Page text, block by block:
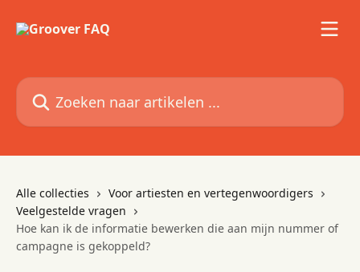
Zoeken naar artikelen ...
Alle collecties
Voor artiesten en vertegenwoordigers
Veelgestelde vragen
Hoe kan ik de informatie bewerken die aan mijn nummer of
campagne is gekoppeld?